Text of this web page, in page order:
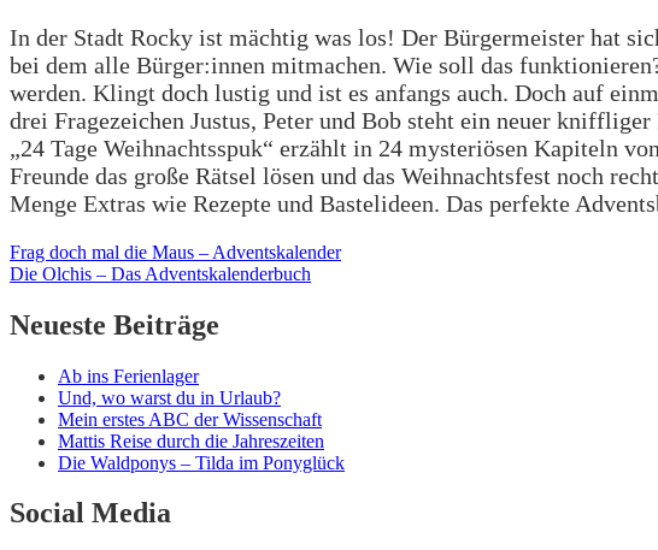
In der Stadt Rocky ist mächtig was los! Der Bürgermeister hat
bei dem alle Bürger:innen mitmachen. Wie soll das
werden. Klingt doch lustig und ist es anfangs auch. Doch auf
drei Fragezeichen Justus, Peter und Bob steht ein neuer
„24 Tage Weihnachtsspuk“ erzählt in 24 mysteriösen Kapiteln
Freunde das große Rätsel lösen und das Weihnachtsfest noch
Menge Extras wie Rezepte und Bastelideen. Das perfekte
Beitragsnavigation
Frag doch mal die Maus – Adventskalender
Die Olchis – Das Adventskalenderbuch
Neueste Beiträge
Ab ins Ferienlager
Und, wo warst du in Urlaub?
Mein erstes ABC der Wissenschaft
Mattis Reise durch die Jahreszeiten
Die Waldponys – Tilda im Ponyglück
Social Media